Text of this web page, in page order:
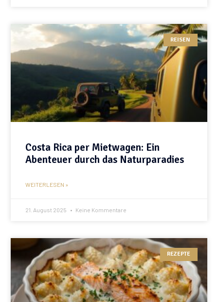
REISEN
Costa Rica per Mietwagen: Ein
Abenteuer durch das Naturparadies
WEITERLESEN »
21. August 2025 Keine Kommentare
REZEPTE